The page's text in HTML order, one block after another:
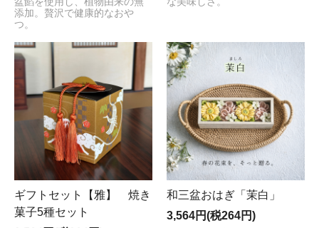
添加。贅沢で健康的なおや
つ。
ギフトセット【雅】 焼き
菓子5種セット
和三盆おはぎ「茉白」
3,564円(税264円)